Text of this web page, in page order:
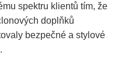
spektru klientů tím, že
doplňků
bezpečné a stylové